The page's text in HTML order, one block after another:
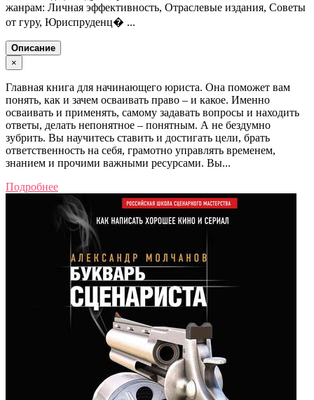
жанрам: Личная эффективность, Отраслевые издания, Советы
от гуру, Юриспруденц� ...
Описание
×
Главная книга для начинающего юриста. Она поможет вам
понять, как и зачем осваивать право – и какое. Именно
осваивать и применять, самому задавать вопросы и находить
ответы, делать непонятное – понятным. А не бездумно
зубрить. Вы научитесь ставить и достигать цели, брать
ответственность на себя, грамотно управлять временем,
знанием и прочими важными ресурсами. Вы...
Подробнее